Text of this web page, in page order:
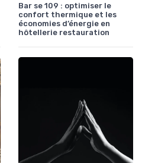
Bar se 109 : optimiser le
confort thermique et les
économies d’énergie en
hôtellerie restauration